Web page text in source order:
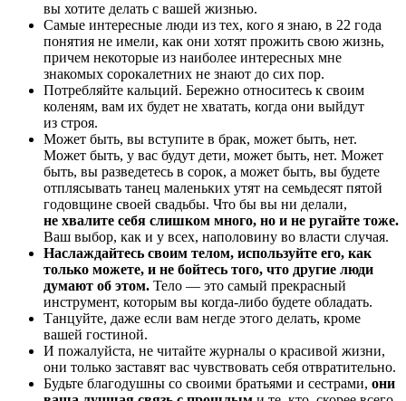
вы хотите делать с вашей жизнью.
Самые интересные люди из тех, кого я знаю, в 22 года
понятия не имели, как они хотят прожить свою жизнь,
причем некоторые из наиболее интересных мне
знакомых сорокалетних не знают до сих пор.
Потребляйте кальций. Бережно относитесь к своим
коленям, вам их будет не хватать, когда они выйдут
из строя.
Может быть, вы вступите в брак, может быть, нет.
Может быть, у вас будут дети, может быть, нет. Может
быть, вы разведетесь в сорок, а может быть, вы будете
отплясывать танец маленьких утят на семьдесят пятой
годовщине своей свадьбы. Что бы вы ни делали,
не хвалите себя слишком много, но и не ругайте тоже.
Ваш выбор, как и у всех, наполовину во власти случая.
Наслаждайтесь своим телом, используйте его, как
только можете, и не бойтесь того, что другие люди
думают об этом. Тело — это самый прекрасный
инструмент, которым вы когда-либо будете обладать.
Танцуйте, даже если вам негде этого делать, кроме
вашей гостиной.
И пожалуйста, не читайте журналы о красивой жизни,
они только заставят вас чувствовать себя отвратительно.
Будьте благодушны со своими братьями и сестрами, они